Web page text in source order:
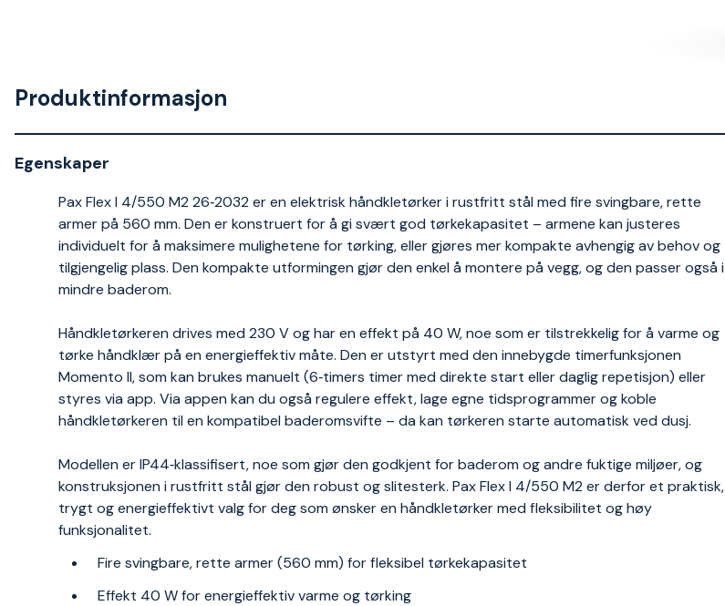
Produktinformasjon
Egenskaper
Pax Flex I 4/550 M2 26‑2032 er en elektrisk håndkletørker i rustfritt stål med fire svingbare, rette
armer på 560 mm. Den er konstruert for å gi svært god tørkekapasitet – armene kan justeres
individuelt for å maksimere mulighetene for tørking, eller gjøres mer kompakte avhengig av behov og
tilgjengelig plass. Den kompakte utformingen gjør den enkel å montere på vegg, og den passer også i
mindre baderom.
Håndkletørkeren drives med 230 V og har en effekt på 40 W, noe som er tilstrekkelig for å varme og
tørke håndklær på en energieffektiv måte. Den er utstyrt med den innebygde timerfunksjonen
Momento II, som kan brukes manuelt (6‑timers timer med direkte start eller daglig repetisjon) eller
styres via app. Via appen kan du også regulere effekt, lage egne tidsprogrammer og koble
håndkletørkeren til en kompatibel baderomsvifte – da kan tørkeren starte automatisk ved dusj.
Modellen er IP44‑klassifisert, noe som gjør den godkjent for baderom og andre fuktige miljøer, og
konstruksjonen i rustfritt stål gjør den robust og slitesterk. Pax Flex I 4/550 M2 er derfor et praktisk,
trygt og energieffektivt valg for deg som ønsker en håndkletørker med fleksibilitet og høy
funksjonalitet.
Fire svingbare, rette armer (560 mm) for fleksibel tørkekapasitet
Effekt 40 W for energieffektiv varme og tørking